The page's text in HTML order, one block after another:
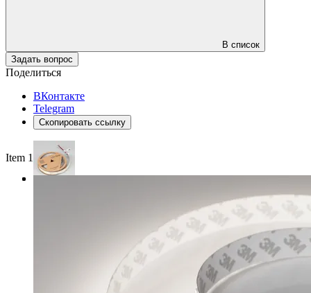
В список
Задать вопрос
Поделиться
ВКонтакте
Telegram
Скопировать ссылку
Item 1 of 3